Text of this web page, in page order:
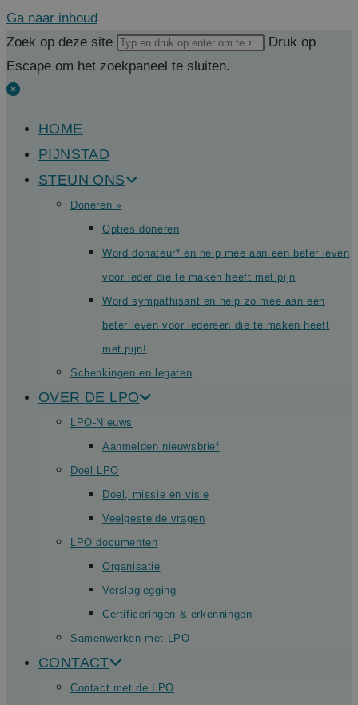
Ga naar inhoud
Zoek op deze site
Druk op
Escape om het zoekpaneel te sluiten.
HOME
PIJNSTAD
STEUN ONS
Doneren »
Opties doneren
Word donateur* en help mee aan een beter leven
voor ieder die te maken heeft met pijn
Word sympathisant en help zo mee aan een
beter leven voor iedereen die te maken heeft
met pijn!
Schenkingen en legaten
OVER DE LPO
LPO-Nieuws
Aanmelden nieuwsbrief
Doel LPO
Doel, missie en visie
Veelgestelde vragen
LPO documenten
Organisatie
Verslaglegging
Certificeringen & erkenningen
Samenwerken met LPO
CONTACT
Contact met de LPO